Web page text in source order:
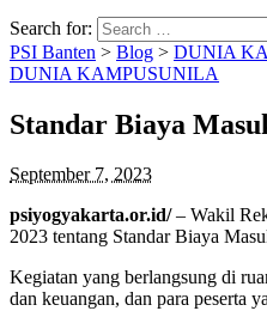
Search for:
PSI Banten > Blog > DUNIA
DUNIA KAMPUSUNILA
Standar Biaya
September 7, 2023
psiyogyakarta.or.id/– Wakil
2023 tentang Standar Biaya
Kegiatan yang berlangsung di
dan keuangan, dan para peserta